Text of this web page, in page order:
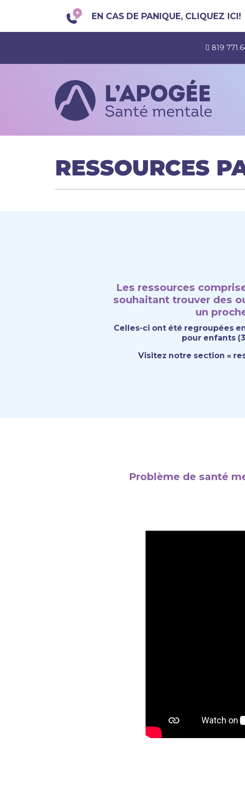
EN CAS DE PANIQUE, CLIQUEZ ICI!
819
RESSOURCES
Les ressources
souhaitant trouver des
un
Celles-ci ont été regroupées
pour enfants
Visitez notre section «
Problème de santé